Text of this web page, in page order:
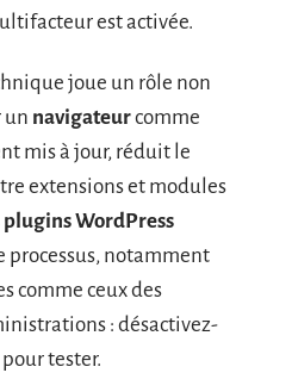
est activée.
joue un rôle non
un navigateurcomme
mis à jour, réduit le
extensions et modules
plugins WordPress
notamment
comme ceux des
: désactivez-
tester.